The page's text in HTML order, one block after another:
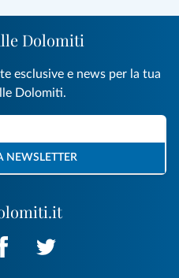
Dolomiti
esclusive e news per la tua
Dolomiti.
NEWSLETTER